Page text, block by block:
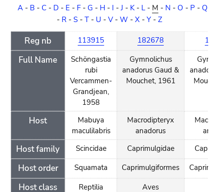
A- B- C- D- E - F- G - H- I -J - K- L- M - N - O - P - Q
- R - S - T - U - V- W - X - Y - Z
Reg nb
Full Name
Host
Host family
Host order
Host class
113915
Schöngastia
rubi
Vercammen-
Grandjean,
1958
Mabuya
maculilabris
Scincidae
Squamata
Reptilia
182678
Gymnolichus
anadorus Gaud &
Mouchet, 1961
Macrodipteryx
anadorus
Caprimulgidae
Caprimulgiformes
Aves